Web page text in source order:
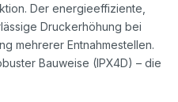
Der energieeffiziente,
Druckerhöhung bei
mehrerer Entnahmestellen.
Bauweise (IPX4D) – die